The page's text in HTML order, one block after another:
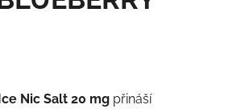
Nic Salt 20 mg přináší